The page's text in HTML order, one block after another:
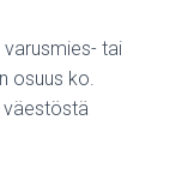
tai
osuus ko.
väestöstä